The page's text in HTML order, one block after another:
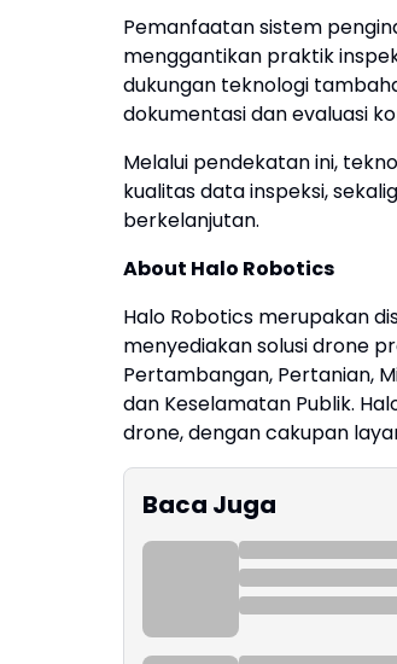
Pemanfaatan sistem
menggantikan praktik
dukungan teknologi
dokumentasi dan evaluasi
Melalui pendekatan ini,
kualitas data inspeksi,
berkelanjutan.
About Halo Robotics
Halo Robotics merupakan
menyediakan solusi drone
Pertambangan, Pertanian,
dan Keselamatan Publik.
drone, dengan cakupan
Baca Juga